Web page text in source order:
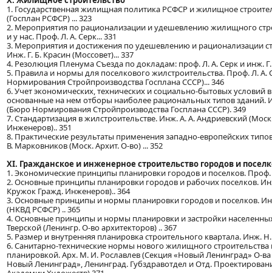
1. Государственная жилищная политика РСФСР и жилищное
(Госплан РСФСР) ... 323
2. Мероприятия по рационализации и удешевлению жилищного
и у нас. Проф. Л. А. Серк... 331
3. Мероприятия и достижения по удешевлению и рационализации
Инж. Г. Б. Красин (Моссовет)... 337
4. Резолюция Пленума Съезда по докладам: проф. Л. А. Серк и инж. Г.
5. Правила и нормы для поселкового жилстроительства. Проф. Л. А.
Нормирования Стройпроизводства Госплана СССР)... 346
6. Учет экономических, технических и социально-бытовых условий
основанные на нем отборы наиболее рациональных типов зданий.
(Бюро Нормирования Стройпроизводства Госплана СССР). 349
7. Стандартизация в жилстроительстве. Инж. А. А. Андриевский
Инженеров).. 351
8. Практические результаты применения западно-европейских
В. Марковников (Моск. Архит. О-во) ... 352
XI. Гражданское и инженерное строительство городов и
1. Экономические принципы планировки городов и поселков. Проф.
2. Основные принципы планировки городов и рабочих поселков.
Кружок Гражд. Инженеров).. 364
3. Основные принципы и нормы планировки городов и поселков.
(НКВД РСФСР) .. 365
4. Основные принципы и нормы планировки и застройки
Тверской (Ленингр. О-во архитекторов) .. 367
5. Размер и внутренняя планировка строительного квартала. Инж.
6. Санитарно-технические нормы нового жилищного строительства
планировкой. Арх. М. И. Рославлев (Секция «Новый Ленинград» О-
Новый Ленинград», Ленинград. Губздравотдел и Отд.